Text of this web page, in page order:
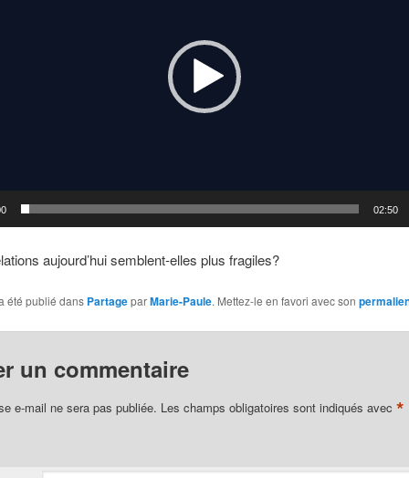
02:50
aujourd’hui semblent-elles plus fragiles?
été publié dans PartageparMarie-Paule. Mettez-le en favori avec son
un commentaire
e-mail ne sera pas publiée. Les champs obligatoires sont indiqués avec *